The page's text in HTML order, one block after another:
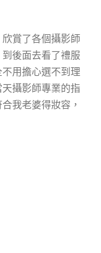
賞了各個攝影師
後面去看了禮服
用擔心選不到理
攝影師專業的指
我老婆得妝容，